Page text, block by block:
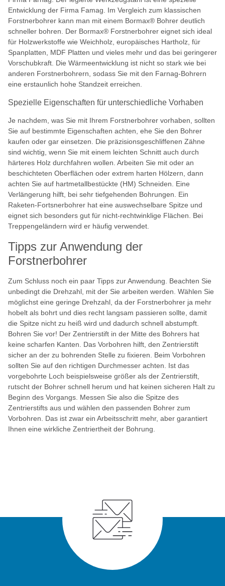
Entwicklung der Firma Famag. Im Vergleich zum klassischen
Forstnerbohrer kann man mit einem Bormax® Bohrer deutlich
schneller bohren. Der Bormax® Forstnerbohrer eignet sich ideal
für Holzwerkstoffe wie Weichholz, europäisches Hartholz, für
Spanplatten, MDF Platten und vieles mehr und das bei geringerer
Vorschubkraft. Die Wärmeentwicklung ist nicht so stark wie bei
anderen Forstnerbohrern, sodass Sie mit den Farnag-Bohrern
eine erstaunlich hohe Standzeit erreichen.
Spezielle Eigenschaften für unterschiedliche Vorhaben
Je nachdem, was Sie mit Ihrem Forstnerbohrer vorhaben, sollten
Sie auf bestimmte Eigenschaften achten, ehe Sie den Bohrer
kaufen oder gar einsetzen. Die präzisionsgeschliffenen Zähne
sind wichtig, wenn Sie mit einem leichten Schnitt auch durch
härteres Holz durchfahren wollen. Arbeiten Sie mit oder an
beschichteten Oberflächen oder extrem harten Hölzern, dann
achten Sie auf hartmetallbestückte (HM) Schneiden. Eine
Verlängerung hilft, bei sehr tiefgehenden Bohrungen. Ein
Raketen-Fortsnerbohrer hat eine auswechselbare Spitze und
eignet sich besonders gut für nicht-rechtwinklige Flächen. Bei
Treppengeländern wird er häufig verwendet.
Tipps zur Anwendung der
Forstnerbohrer
Zum Schluss noch ein paar Tipps zur Anwendung. Beachten Sie
unbedingt die Drehzahl, mit der Sie arbeiten werden. Wählen Sie
möglichst eine geringe Drehzahl, da der Forstnerbohrer ja mehr
hobelt als bohrt und dies recht langsam passieren sollte, damit
die Spitze nicht zu heiß wird und dadurch schnell abstumpft.
Bohren Sie vor! Der Zentrierstift in der Mitte des Bohrers hat
keine scharfen Kanten. Das Vorbohren hilft, den Zentrierstift
sicher an der zu bohrenden Stelle zu fixieren. Beim Vorbohren
sollten Sie auf den richtigen Durchmesser achten. Ist das
vorgebohrte Loch beispielsweise größer als der Zentrierstift,
rutscht der Bohrer schnell herum und hat keinen sicheren Halt zu
Beginn des Vorgangs. Messen Sie also die Spitze des
Zentrierstifts aus und wählen den passenden Bohrer zum
Vorbohren. Das ist zwar ein Arbeitsschritt mehr, aber garantiert
Ihnen eine wirkliche Zentriertheit der Bohrung.